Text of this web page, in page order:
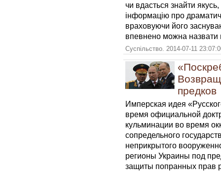
чи вдасться знайти
інформацію про
враховуючи його
впевнено можна
Суспільство. 2014-07-11
предков
Имперская идея
время официальной
кульминации во время
сопредельного
неприкрытого
регионы Украины под
защиты попранных прав